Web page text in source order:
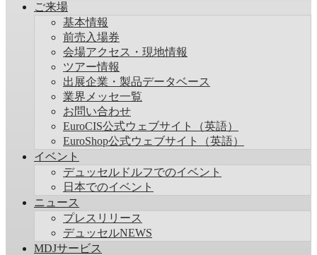
ご来場
基本情報
前売入場券
会場アクセス・現地情報
ツアー情報
出展企業・製品データベース
業界メッセ一覧
お問い合わせ
EuroCIS公式ウェブサイト（英語）
EuroShop公式ウェブサイト（英語）
イベント
デュッセルドルフでのイベント
日本でのイベント
ニュース
プレスリリース
デュッセルNEWS
MDJサービス